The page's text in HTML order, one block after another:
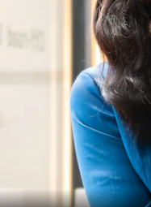
Entdecken
Sie unsere
neuesten
Nachrichten
Über
Mercedes-
Benz